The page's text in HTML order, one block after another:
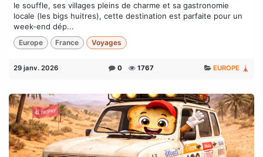
le souffle, ses villages pleins de charme et sa gastronomie
locale (les bigs huitres), cette destination est parfaite pour un
week-end dép...
Europe France Voyages
29 janv. 2026 0 1767 EUROPE 🗼